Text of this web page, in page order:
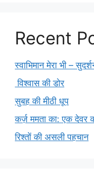
Recent
स्वाभिमान मेरा भी –
विश्वास की डोर
सुबह की मीठी धूप
कर्ज़ ममता का: एक देवर
रिश्तों की असली पहचान